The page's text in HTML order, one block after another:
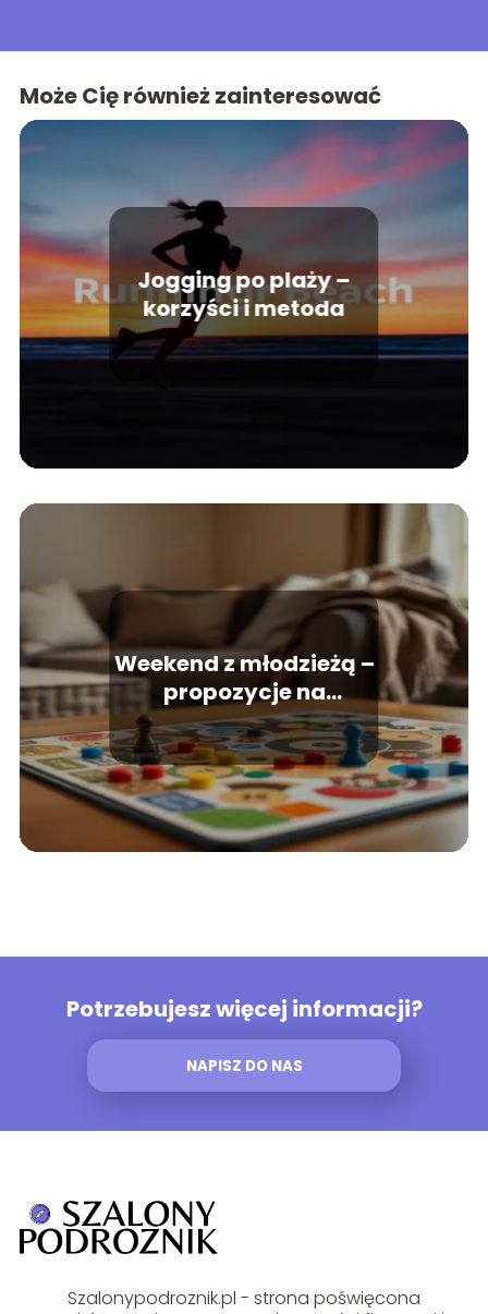
szukasz pomysłów na kolejną podróż, czy
u nas!
Może Cię również zainteresować
Jogging po plaży –
korzyści i metoda
Weekend z młodzieżą –
propozycje na
rozrywkę i relaksację
Potrzebujesz więcej informacji?
NAPISZ DO NAS
Szalonypodroznik.pl - strona poświęcona